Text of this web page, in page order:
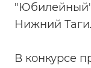
"Юбилейный"
Нижний
В конкурсе